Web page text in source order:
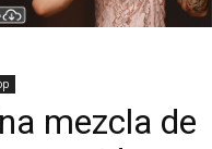
mezcla de